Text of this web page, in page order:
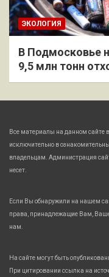
ЭКОЛОГИЯ
В Подмосковье
9,5 млн тонн
Все материалы на данном сайте
исключительно в
владельцам. Администрация
несет.
Если Вы обнаружили на нашем
права, принадлежащие Вам,
нам.
На сайте могут быть
При цитировании ссылка на